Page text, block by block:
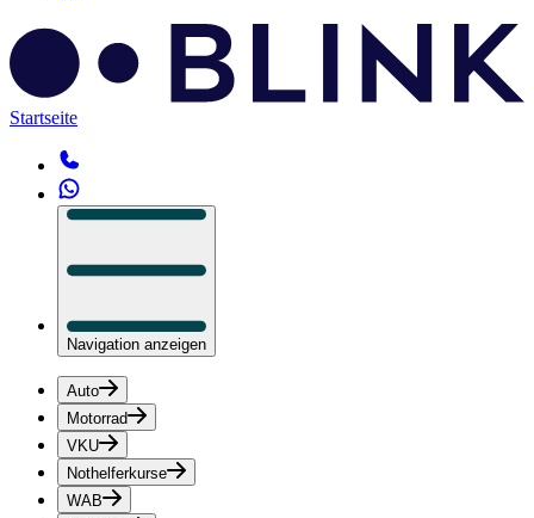
Startseite
Navigation anzeigen
Auto
Motorrad
VKU
Nothelferkurse
WAB